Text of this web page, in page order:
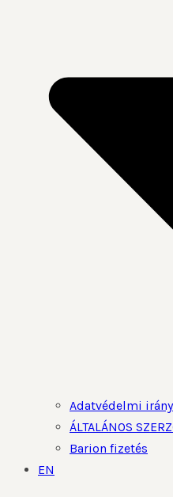
Adatvédelmi
ÁLTALÁNOS
Barion fizetés
EN